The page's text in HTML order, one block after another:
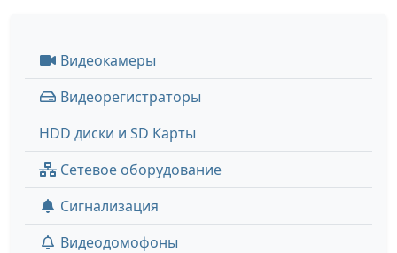
Видеокамеры
Видеорегистраторы
HDD диски и SD Карты
Сетевое оборудование
Сигнализация
Видеодомофоны